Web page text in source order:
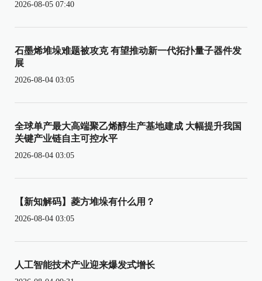
2026-08-05 07:40
石墨烯堆垛难题被攻克 有望推动新一代拓扑量子器件发
展
2026-08-04 03:05
全球单产最大高端聚乙烯醇生产基地建成 大幅提升我国
关键产业链自主可控水平
2026-08-04 03:05
【新知解码】菱方堆垛有什么用？
2026-08-04 03:05
人工智能技术产业迎来爆发式增长